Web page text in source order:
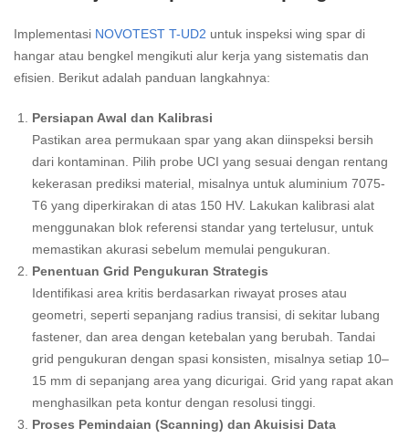
Implementasi NOVOTEST T-UD2 untuk inspeksi wing spar di
hangar atau bengkel mengikuti alur kerja yang sistematis dan
efisien. Berikut adalah panduan langkahnya:
Persiapan Awal dan Kalibrasi
Pastikan area permukaan spar yang akan diinspeksi bersih
dari kontaminan. Pilih probe UCI yang sesuai dengan rentang
kekerasan prediksi material, misalnya untuk aluminium 7075-
T6 yang diperkirakan di atas 150 HV. Lakukan kalibrasi alat
menggunakan blok referensi standar yang tertelusur, untuk
memastikan akurasi sebelum memulai pengukuran.
Penentuan Grid Pengukuran Strategis
Identifikasi area kritis berdasarkan riwayat proses atau
geometri, seperti sepanjang radius transisi, di sekitar lubang
fastener, dan area dengan ketebalan yang berubah. Tandai
grid pengukuran dengan spasi konsisten, misalnya setiap 10–
15 mm di sepanjang area yang dicurigai. Grid yang rapat akan
menghasilkan peta kontur dengan resolusi tinggi.
Proses Pemindaian (Scanning) dan Akuisisi Data